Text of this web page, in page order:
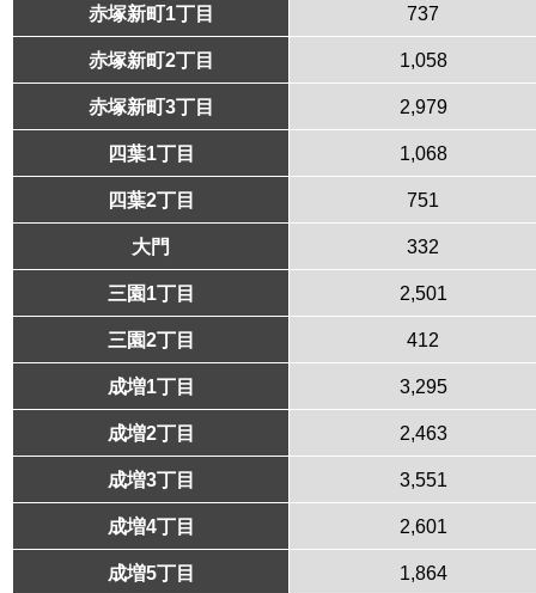
赤塚新町1丁目 737
赤塚新町2丁目 1,058
赤塚新町3丁目 2,979
四葉1丁目 1,068
四葉2丁目 751
大門 332
三園1丁目 2,501
三園2丁目 412
成増1丁目 3,295
成増2丁目 2,463
成増3丁目 3,551
成増4丁目 2,601
成増5丁目 1,864